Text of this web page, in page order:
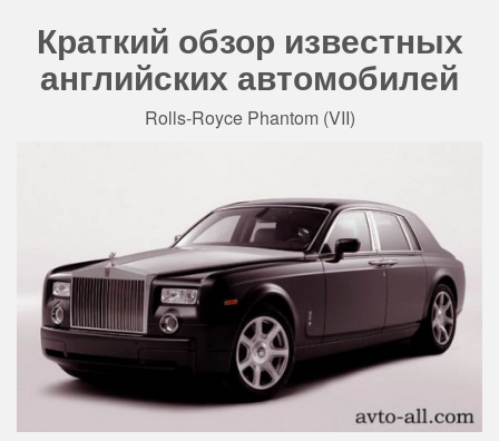
Краткий обзор известных
английских автомобилей
Rolls-Royce Phantom (VII)